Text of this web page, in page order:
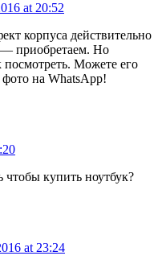
at 20:52
корпуса действительно
— приобретаем. Но
посмотреть. Можете его
фото на WhatsApp!
купить ноутбук?
at 23:24